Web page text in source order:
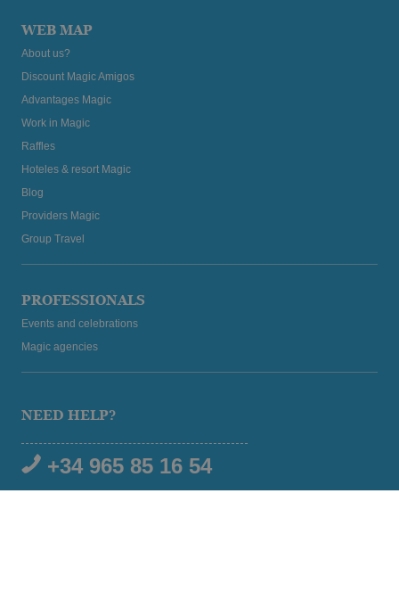
WEB MAP
About us?
Discount Magic Amigos
Advantages Magic
Work in Magic
Raffles
Hoteles & resort Magic
Blog
Providers Magic
Group Travel
PROFESSIONALS
Events and celebrations
Magic agencies
NEED HELP?
+34 965 85 16 54